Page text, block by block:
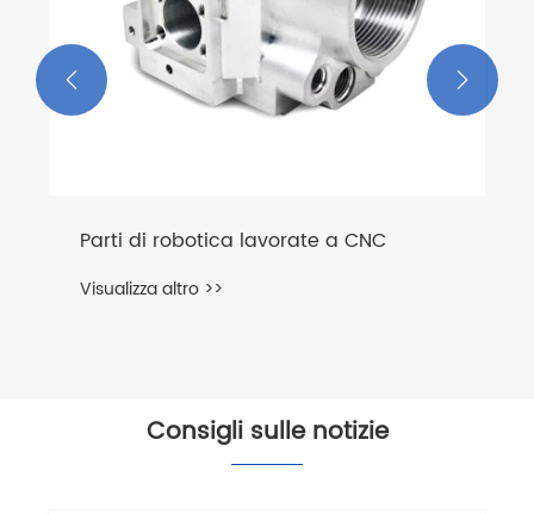
Alloggiamenti per sensori
 
Consigli sulle notizie